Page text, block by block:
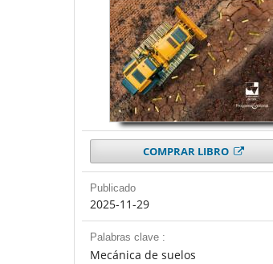
COMPRAR LIBRO
Publicado
2025-11-29
Palabras clave :
Mecánica de suelos